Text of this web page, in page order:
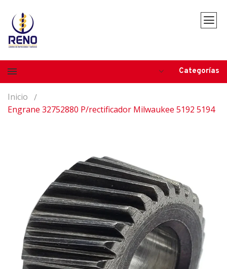
Categorías
Inicio
Engrane 32752880 P/rectificador Milwaukee 5192 5194